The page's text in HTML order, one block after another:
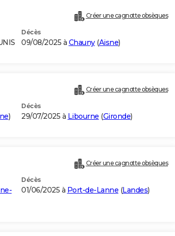
Créer une cagnotte obsèques
Décès
09/08/2025 à Chauny(Aisne)
Créer une cagnotte obsèques
)
Décès
29/07/2025 à Libourne (Gironde)
Créer une cagnotte obsèques
Décès
01/06/2025 à Port-de-Lanne (Landes)